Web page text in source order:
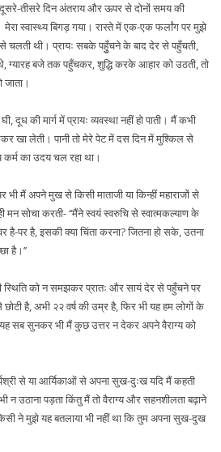
दूसरे-तीसरे दिन अंतराय और ऊपर से दोनों समय की
स्वास्थ्य बिगड़ गया। रास्ते में एक-एक फर्लांग पर मुझे
थी। प्रायः सबके पहुुँचने के बाद देर से पहुँचती,
बजे तक पहुँचकर, शुद्धि करके आहार को उठती, तो
जाता।
दूध की मार्ग में प्रायः व्यवस्था नहीं हो पाती। मैं कभी
खा लेती। पानी तो मेरे पेट में दस दिन में मुश्किल से
कर्म का उदय चल रहा था।
भी मैं अपने मुख से किसी माताजी या किन्हीं महाराजों से
मन सोचा करती- ‘‘मैंने स्वयं स्वरुचि से स्वात्मकल्याण के
है-पर है, इसकी क्या चिंता करना? जितना हो सके, उतना
है।’’
स्थिति को न समझकर प्रातः और सायं देर से पहुँचने पर
है, अभी २२ वर्ष की उम्र है, फिर भी यह हम लोगों के
सब सुनकर भी मैं कुछ उत्तर न देकर अपने वैराग्य को
से या आर्यिकाओं से अपना सुख-दुःख यदि मैं कहती
न उठाना पड़ता किंतु मैं तो वैराग्य और सहनशीलता बढ़ाने
ने मुझे यह बतलाया भी नहीं था कि तुम अपना सुख-दुख